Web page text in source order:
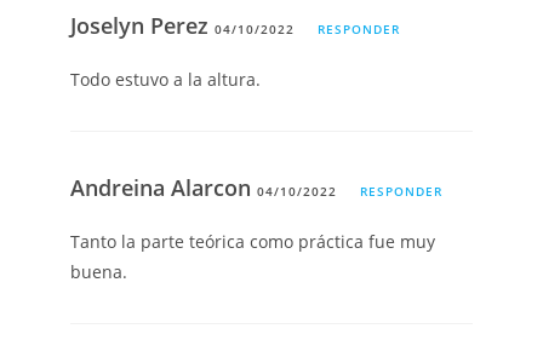
Joselyn Perez04/10/2022 RESPONDER
Todo estuvo a la altura.
Andreina Alarcon04/10/2022 RESPONDER
Tanto la parte teórica como práctica fue muy
buena.